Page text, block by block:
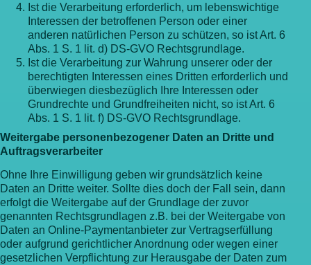
Ist die Verarbeitung erforderlich, um lebenswichtige
Interessen der betroffenen Person oder einer
anderen natürlichen Person zu schützen, so ist Art. 6
Abs. 1 S. 1 lit. d) DS-GVO Rechtsgrundlage.
Ist die Verarbeitung zur Wahrung unserer oder der
berechtigten Interessen eines Dritten erforderlich und
überwiegen diesbezüglich Ihre Interessen oder
Grundrechte und Grundfreiheiten nicht, so ist Art. 6
Abs. 1 S. 1 lit. f) DS-GVO Rechtsgrundlage.
Weitergabe personenbezogener Daten an Dritte und
Auftragsverarbeiter
Ohne Ihre Einwilligung geben wir grundsätzlich keine
Daten an Dritte weiter. Sollte dies doch der Fall sein, dann
erfolgt die Weitergabe auf der Grundlage der zuvor
genannten Rechtsgrundlagen z.B. bei der Weitergabe von
Daten an Online-Paymentanbieter zur Vertragserfüllung
oder aufgrund gerichtlicher Anordnung oder wegen einer
gesetzlichen Verpflichtung zur Herausgabe der Daten zum